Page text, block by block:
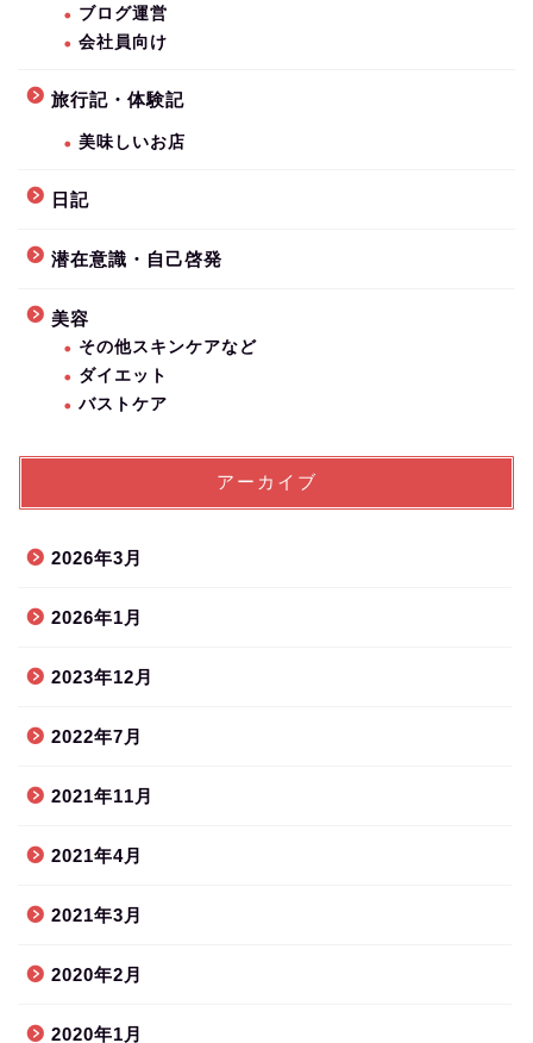
ブログ運営
会社員向け
旅行記・体験記
美味しいお店
日記
潜在意識・自己啓発
美容
その他スキンケアなど
ダイエット
バストケア
アーカイブ
2026年3月
2026年1月
2023年12月
2022年7月
2021年11月
2021年4月
2021年3月
2020年2月
2020年1月